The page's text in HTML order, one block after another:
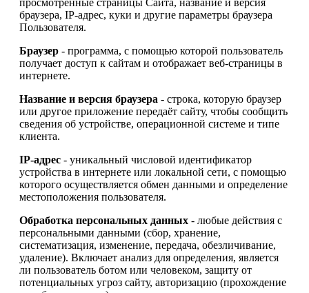
браузера, IP-адрес, куки и другие параметры браузера
Пользователя.
Браузер - программа, с помощью которой пользователь
получает доступ к сайтам и отображает веб-страницы в
интернете.
Название и версия браузера - строка, которую браузер
или другое приложение передаёт сайту, чтобы сообщить
сведения об устройстве, операционной системе и типе
клиента.
IP-адрес - уникальный числовой идентификатор
устройства в интернете или локальной сети, с помощью
которого осуществляется обмен данными и определение
местоположения пользователя.
Обработка персональных данных - любые действия с
персональными данными (сбор, хранение,
систематизация, изменение, передача, обезличивание,
удаление). Включает анализ для определения, является
ли пользователь ботом или человеком, защиту от
потенциальных угроз сайту, авторизацию (прохождение